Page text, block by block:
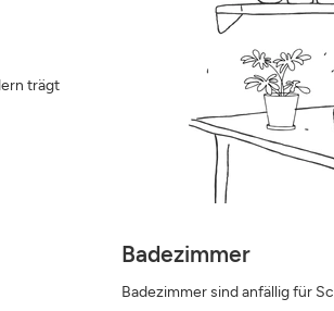
trägt
Badezimmer
Badezimmer sind anfällig für